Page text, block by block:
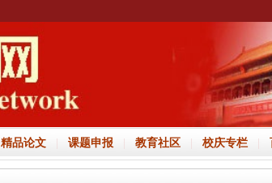
精品论文 课题申报 教育社区 校庆专栏